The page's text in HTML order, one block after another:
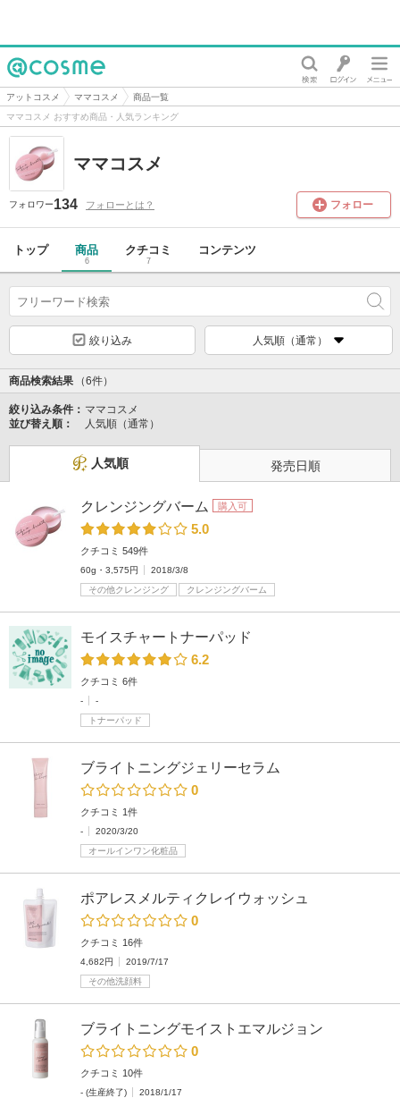
@cosme
アットコスメ ママコスメ
商品一覧
ママコスメ おすすめ商品・人気ランキング
ママコスメ
フォロワー134 フォローとは？ フォロー
トップ 商品
6
クチコミ
7
コンテンツ
絞り込み 人気順（通常）
商品検索結果 （6件）
絞り込み条件： ママコスメ
並び替え順：
人気順（通常）
人気順 発売日順
クレンジングバーム 購入可
5.0
クチコミ 549件
60g・3,575円
2018/3/8
その他クレンジング
クレンジングバーム
モイスチャートナーパッド
6.2
クチコミ 6件
-
-
トナーパッド
ブライトニングジェリーセラム
0
クチコミ 1件
-
2020/3/20
オールインワン化粧品
ポアレスメルティクレイウォッシュ
0
クチコミ 16件
4,682円
2019/7/17
その他洗顔料
ブライトニングモイストエマルジョン
0
クチコミ 10件
- (生産終了)
2018/1/17